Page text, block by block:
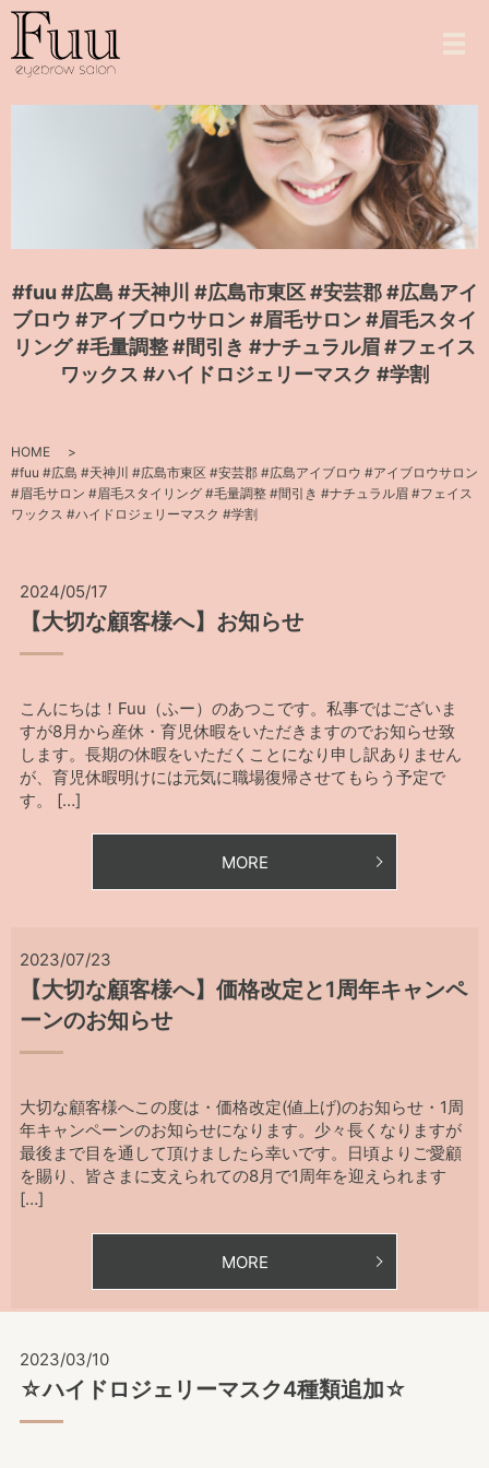
#fuu #広島 #天神川 #広島市東区 #安芸郡 #広島アイ
ブロウ #アイブロウサロン #眉毛サロン #眉毛スタイ
リング #毛量調整 #間引き #ナチュラル眉 #フェイス
ワックス #ハイドロジェリーマスク #学割
HOME
#fuu #広島 #天神川 #広島市東区 #安芸郡 #広島アイブロウ #アイブロウサロン
#眉毛サロン #眉毛スタイリング #毛量調整 #間引き #ナチュラル眉 #フェイス
ワックス #ハイドロジェリーマスク #学割
2024/05/17
【大切な顧客様へ】お知らせ
こんにちは！Fuu（ふー）のあつこです。私事ではございま
すが8月から産休・育児休暇をいただきますのでお知らせ致
します。長期の休暇をいただくことになり申し訳ありません
が、育児休暇明けには元気に職場復帰させてもらう予定で
す。 […]
MORE
2023/07/23
【大切な顧客様へ】価格改定と1周年キャンペ
ーンのお知らせ
大切な顧客様へこの度は・価格改定(値上げ)のお知らせ・1周
年キャンペーンのお知らせになります。少々長くなりますが
最後まで目を通して頂けましたら幸いです。日頃よりご愛顧
を賜り、皆さまに支えられての8月で1周年を迎えられます
[…]
MORE
2023/03/10
☆ハイドロジェリーマスク4種類追加☆